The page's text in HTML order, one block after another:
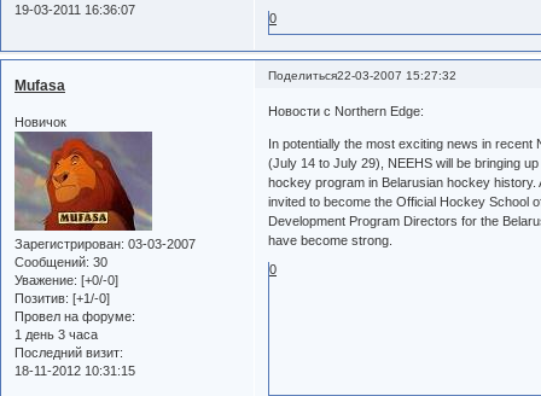
19-03-2011 16:36:07
0
Поделиться22-03-2007 15:27:32
Mufasa
Новичок
Зарегистрирован: 03-03-2007
Сообщений: 30
Уважение: [+0/-0]
Позитив: [+1/-0]
Провел на форуме:
1 день 3 часа
Последний визит:
18-11-2012 10:31:15
Новости с Northern Edge:
In potentially the most exciting news in
(July 14 to July 29), NEEHS will be bringing
hockey program in Belarusian hockey
invited to become the Official Hockey School
Development Program Directors for the
have become strong.
0